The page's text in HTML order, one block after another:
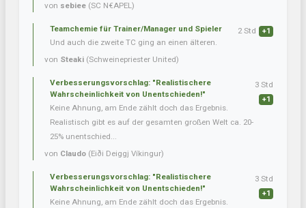
von sebiee (SC N€APEL)
Teamchemie für Trainer/Manager und Spieler
Und auch die zweite TC ging an einen älteren.
von Steaki (Schweinepriester United)
2 Std +1
Verbesserungsvorschlag: "Realistischere
Wahrscheinlichkeit von Unentschieden!"
Keine Ahnung, am Ende zählt doch das Ergebnis.
Realistisch gibt es auf der gesamten großen Welt ca. 20-
25% unentschied...
von Claudo (Eiði Deiggj Víkingur)
3 Std
+1
Verbesserungsvorschlag: "Realistischere
Wahrscheinlichkeit von Unentschieden!"
Keine Ahnung, am Ende zählt doch das Ergebnis.
3 Std
+1